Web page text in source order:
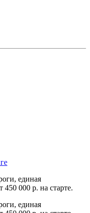
единая
450 000 р. на старте.
единая